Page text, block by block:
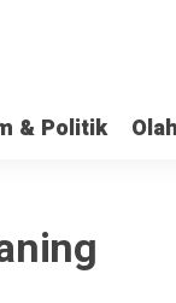
& Politik